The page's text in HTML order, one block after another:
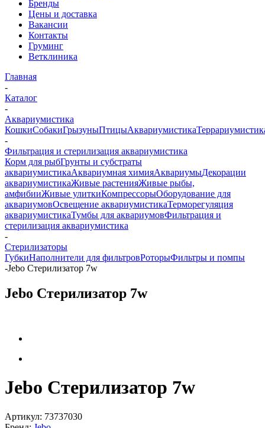
Бренды
Цены и доставка
Вакансии
Контакты
Груминг
Ветклиника
Главная
-
Каталог
-
Аквариумистика
КошкиСобакиГрызуныПтицыАквариумистика
-
Фильтрация и стерилизация аквариумистика
Корм для рыбГрунты и субстраты
аквариумистикаАквариумная химияАквариумыДекорации
аквариумистикаЖивые растенияЖивые рыбы,
амфибииЖивые улиткиКомпрессорыОборудование для
аквариумовОсвещение аквариумистикаТерморегуляция
аквариумистикаТумбы для аквариумовФильтрация и
стерилизация аквариумистика
-
Стерилизаторы
ГубкиНаполнители для фильтровРоторыФильтры и помпы
-Jebo Стерилизатор 7w
Jebo Стерилизатор 7w
Jebo Стерилизатор 7w
Артикул: 73737030